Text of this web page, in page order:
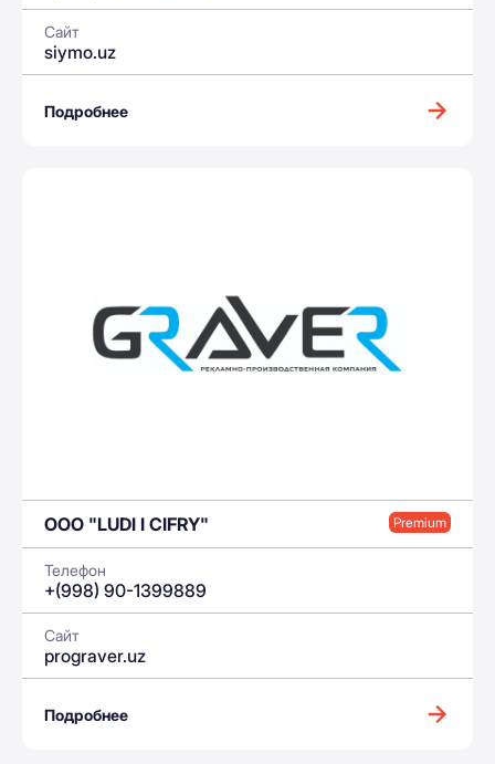
Сайт
siymo.uz
Подробнее
ООО "LUDI I CIFRY" Premium
Телефон
+(998) 90-1399889
Сайт
prograver.uz
Подробнее